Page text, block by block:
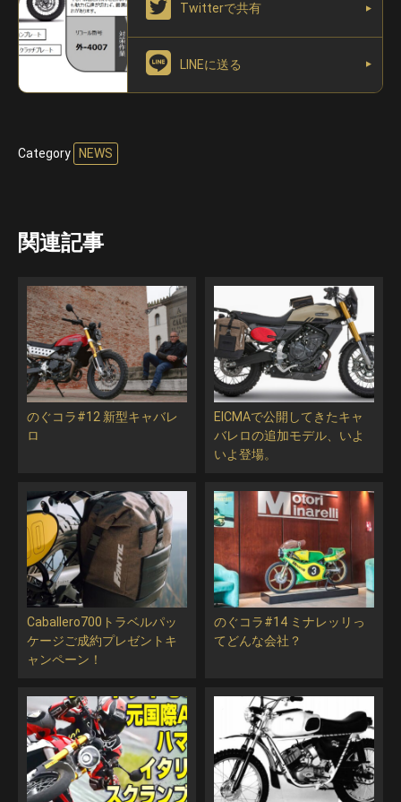
Twitterで共有
LINEに送る
Category NEWS
関連記事
のぐコラ#12 新型キャバレ
ロ
EICMAで公開してきたキャ
バレロの追加モデル、いよ
いよ登場。
Caballero700トラベルパッ
ケージご成約プレゼントキ
ャンペーン！
のぐコラ#14 ミナレッリっ
てどんな会社？